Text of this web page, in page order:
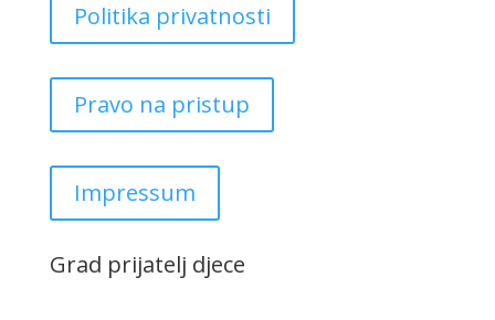
Politika privatnosti
Pravo na pristup
Impressum
Grad prijatelj djece